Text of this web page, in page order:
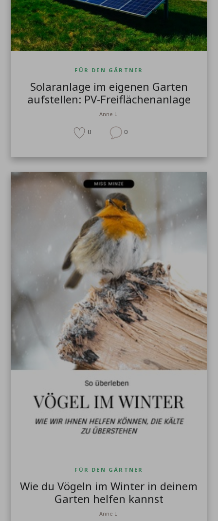
FÜR DEN GÄRTNER
Solaranlage im eigenen Garten
aufstellen: PV-Freiflächenanlage
Anne L.
0 0
FÜR DEN GÄRTNER
Wie du Vögeln im Winter in deinem
Garten helfen kannst
Anne L.